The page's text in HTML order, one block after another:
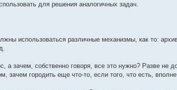
для решения аналогичных задач.
использоваться различные механизмы, как то:
а зачем, собственно говоря, все это нужно? Разве не
зачем городить еще что-то, если того, что есть,